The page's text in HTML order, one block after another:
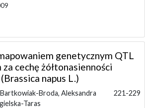
genetycznym QTL
cechę żółtonasienności
napus L.)
Broda, Aleksandra
Taras
221-229